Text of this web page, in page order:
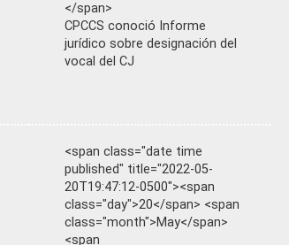
</span>
CPCCS conoció Informe
jurídico sobre designación del
vocal del CJ
<span class="date time
published" title="2022-05-
20T19:47:12-0500"><span
class="day">20</span> <span
class="month">May</span>
<span